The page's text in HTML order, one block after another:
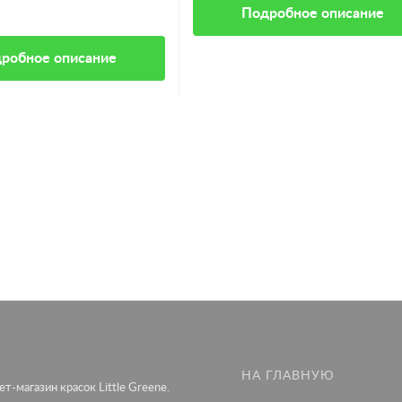
описание
Подробное описание
магазин красок Little Greene.
НА ГЛАВНУЮ